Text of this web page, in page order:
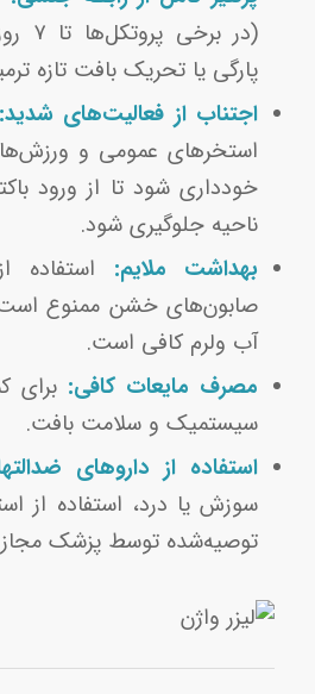
پارگی یا تحریک بافت تازه
اجتناب از فعالیت‌های شدید:
استخرهای عمومی و
خودداری شود تا از ورود
ناحیه جلوگیری شود.
بهداشت ملایم: استفاده
صابون‌های خشن ممنوع
آب ولرم کافی است.
مصرف مایعات کافی: برای
سیستمیک و سلامت بافت.
استفاده از داروهای
سوزش یا درد، استفاده از
توصیه‌شده توسط پزشک